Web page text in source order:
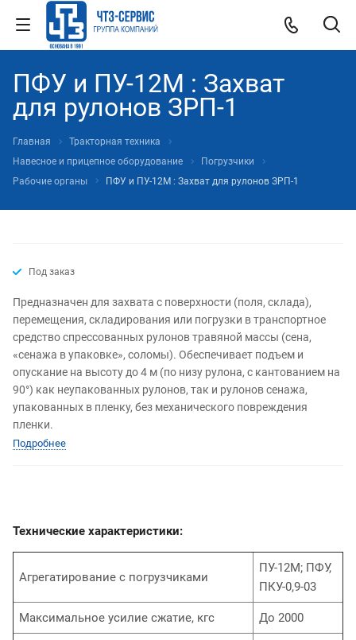
ПФУ и ПУ-12М : Захват
для рулонов ЗРП-1
Главная
Тракторная техника
Навесное и прицепное оборудование
Погрузчики
Рабочие органы
ПФУ и ПУ-12М : Захват для рулонов ЗРП-1
Под заказ
Предназначен для захвата с поверхности (поля, склада),
перемещения, складирования или погрузки в транспортное
средство спрессованных рулонов травяной массы (сена,
«сенажа в упаковке», соломы). Обеспечивает подъем и
опускание на высоту до 4 м (по низу рулона, с кантованием на
90°) как неупакованных рулонов, так и рулонов сенажа,
упакованных в пленку, без механического повреждения
пленки.
Подробнее
Технические характеристики:
Агрегатирование с погрузчиками
ПУ-12М; ПФУ,
ПКУ-0,9-03
Максимальное усилие сжатие, кгс До 2000